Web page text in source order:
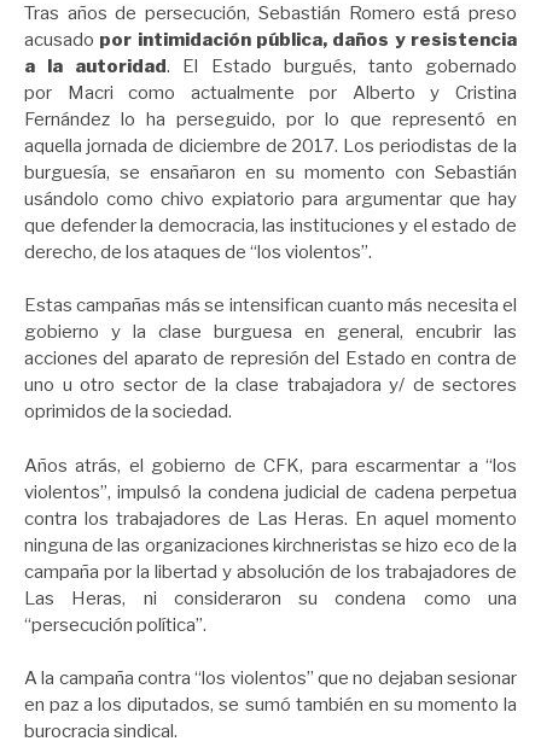
Tras años de persecución, Sebastián Romero está preso
acusado por intimidación pública, daños y resistencia
a la autoridad. El Estado burgués, tanto gobernado
por Macri como actualmente por Alberto y Cristina
Fernández lo ha perseguido, por lo que representó en
aquella jornada de diciembre de 2017. Los periodistas de la
burguesía, se ensañaron en su momento con Sebastián
usándolo como chivo expiatorio para argumentar que hay
que defender la democracia, las instituciones y el estado de
derecho, de los ataques de “los violentos”.
Estas campañas más se intensifican cuanto más necesita el
gobierno y la clase burguesa en general, encubrir las
acciones del aparato de represión del Estado en contra de
uno u otro sector de la clase trabajadora y/ de sectores
oprimidos de la sociedad.
Años atrás, el gobierno de CFK, para escarmentar a “los
violentos”, impulsó la condena judicial de cadena perpetua
contra los trabajadores de Las Heras. En aquel momento
ninguna de las organizaciones kirchneristas se hizo eco de la
campaña por la libertad y absolución de los trabajadores de
Las Heras, ni consideraron su condena como una
“persecución política”.
A la campaña contra “los violentos” que no dejaban sesionar
en paz a los diputados, se sumó también en su momento la
burocracia sindical.